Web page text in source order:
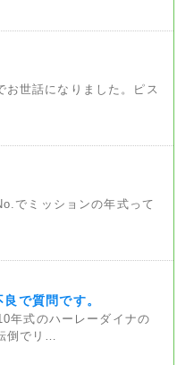
世話になりました。ピス
でミッションの年式って
で質問です。
年式のハーレーダイナの
倒でリ…